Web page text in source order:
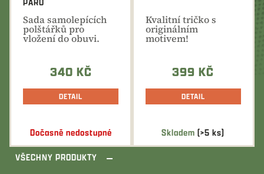
Dočasně nedostupné
Sada samolepících
polštářků pro
vložení do obuvi.
340 KČ
DETAIL
Skladem(>5 ks)
Kvalitní tričko s
originálním
motivem!
399 KČ
DETAIL
VŠECHNY PRODUKTY